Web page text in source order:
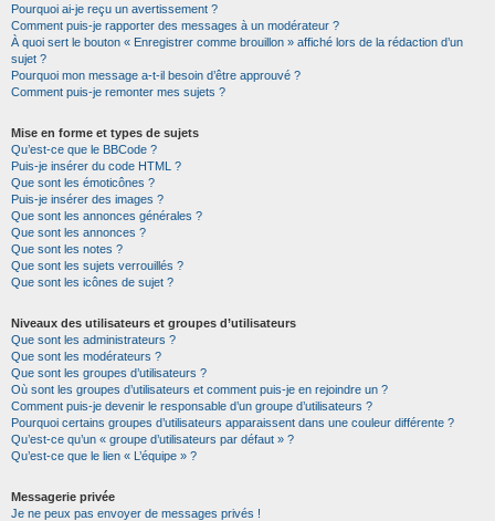
Pourquoi ai-je reçu un avertissement ?
Comment puis-je rapporter des messages à un modérateur ?
À quoi sert le bouton « Enregistrer comme brouillon » affiché lors de la rédaction d’un
sujet ?
Pourquoi mon message a-t-il besoin d’être approuvé ?
Comment puis-je remonter mes sujets ?
Mise en forme et types de sujets
Qu’est-ce que le BBCode ?
Puis-je insérer du code HTML ?
Que sont les émoticônes ?
Puis-je insérer des images ?
Que sont les annonces générales ?
Que sont les annonces ?
Que sont les notes ?
Que sont les sujets verrouillés ?
Que sont les icônes de sujet ?
Niveaux des utilisateurs et groupes d’utilisateurs
Que sont les administrateurs ?
Que sont les modérateurs ?
Que sont les groupes d’utilisateurs ?
Où sont les groupes d’utilisateurs et comment puis-je en rejoindre un ?
Comment puis-je devenir le responsable d’un groupe d’utilisateurs ?
Pourquoi certains groupes d’utilisateurs apparaissent dans une couleur différente ?
Qu’est-ce qu’un « groupe d’utilisateurs par défaut » ?
Qu’est-ce que le lien « L’équipe » ?
Messagerie privée
Je ne peux pas envoyer de messages privés !